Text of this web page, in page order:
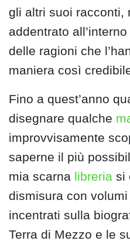
gli altri suoi racconti,
addentrato
delle ragioni che
maniera così
Fino a quest’anno
disegnare qualche
improvvisamente
saperne il più
mia scarna libreria si
dismisura con
incentrati sulla
Terra di Mezzo e le